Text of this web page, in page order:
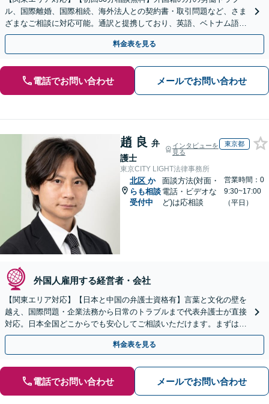
ル、国際離婚、国際相続、海外法人との契約書・取引問題など、さま
ざまなご相談に対応可能。通訳と提携しており、英語、ベトナム語、
中国語、タイ語等対応可能です（通訳料別途）。
料金表を見る
電話でお問い合わせ メールでお問い合わせ
趙 良 弁
護士
インタビューを
見る
東京都
東京CITY LIGHT法律事務所
北区 か
らも相談
受付中
面談方法(対面・
電話・ビデオな
ど)は応相談
営業時間：0
9:30~17:00
（平日）
外国人雇用する経営者・会社
【関東エリア対応】【日本と中国の弁護士資格有】言葉と文化の壁を
越え、国際問題・企業法務から日常のトラブルまで代表弁護士が直接
対応。日本全国どこからでも安心してご相談いただけます。まずは一
歩を踏み出してみませんか。【初回相談無料】
料金表を見る
電話でお問い合わせ メールでお問い合わせ